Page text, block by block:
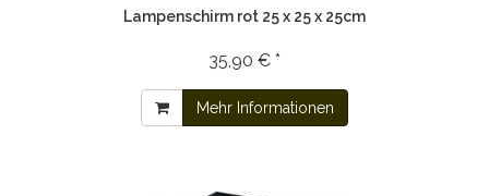
Lampenschirm rot 25 x 25 x 25cm
35,90 € *
Mehr Informationen